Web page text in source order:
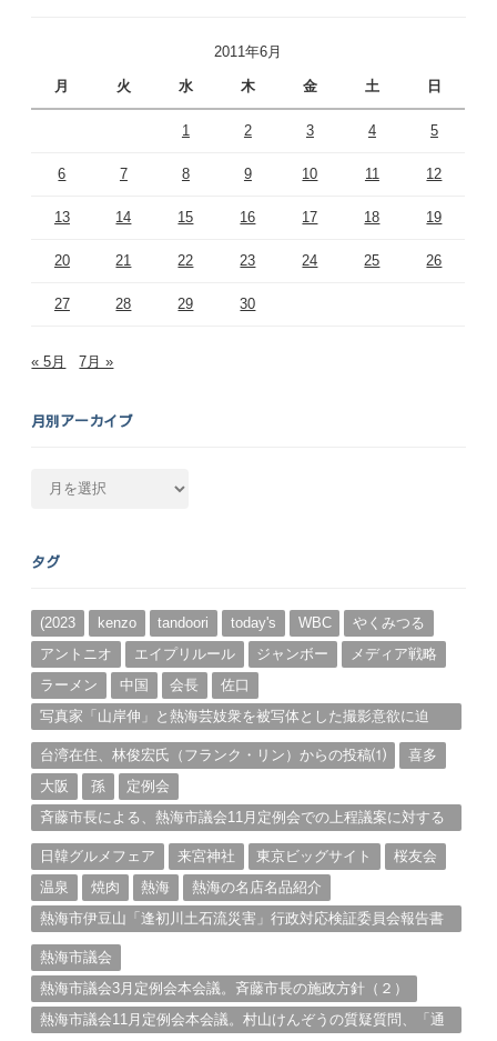
2011年6月
月 火 水 木 金 土 日
1 2 3 4 5
6 7 8 9 10 11 12
13 14 15 16 17 18 19
20 21 22 23 24 25 26
27 28 29 30
« 5月 7月 »
月別アーカイブ
カ
ブ
タグ
(2023 kenzo tandoori today's WBC
やくみつる
アントニオ
エイプリルール ジャンボー
メディア戦略
ラーメン
中国 会長
佐口
写真家「山岸伸」と熱海芸妓衆を被写体とした撮影意欲に迫
台湾在住、林俊宏氏（フランク・リン）からの投稿⑴
喜多
大阪
孫
定例会
斉藤市長による、熱海市議会11月定例会での上程議案に対する
日韓グルメフェア
来宮神社 東京ビッグサイト
桜友会
温泉
焼肉 熱海
熱海の名店名品紹介
熱海市伊豆山「逢初川土石流災害」行政対応検証委員会報告書
熱海市議会
熱海市議会3月定例会本会議。斉藤市長の施政方針（２）
熱海市議会11月定例会本会議。村山けんぞうの質疑質問、「通